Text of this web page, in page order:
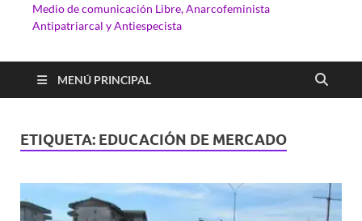
Medio de comunicación Libre, Anarcofeminista
Antipatriarcal y Antiespecista
MENÚ PRINCIPAL
ETIQUETA: EDUCACIÓN DE MERCADO